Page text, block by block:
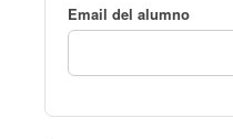
Email del alumno